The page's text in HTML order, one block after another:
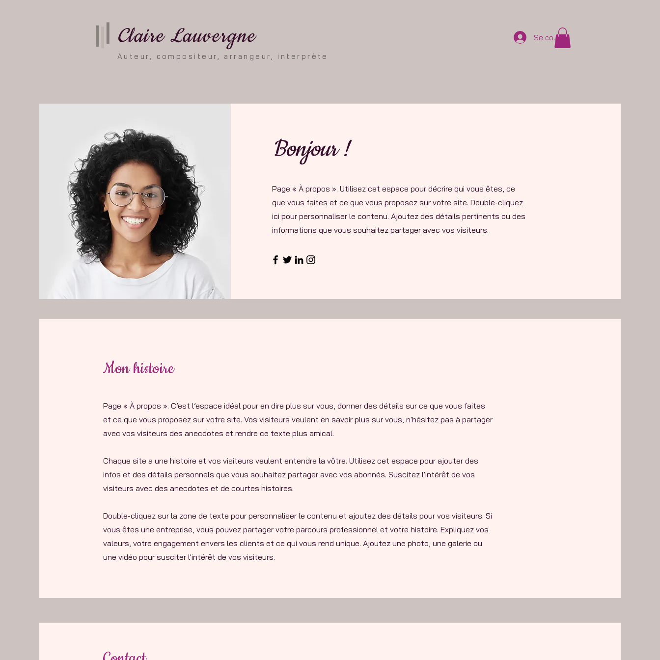
Claire Lauvergne
Auteur, compositeur, arrangeur, interprète
Se connecter
Bonjour !
Page « À propos ». Utilisez cet espace pour décrire qui vous êtes, ce
que vous faites et ce que vous proposez sur votre site. Double-cliquez
ici pour personnaliser le contenu. Ajoutez des détails pertinents ou des
informations que vous souhaitez partager avec vos visiteurs.
Mon histoire
Page « À propos ». C’est l’espace idéal pour en dire plus sur vous, donner des détails sur ce que vous faites
et ce que vous proposez sur votre site. Vos visiteurs veulent en savoir plus sur vous, n'hésitez pas à partager
avec vos visiteurs des anecdotes et rendre ce texte plus amical.
Chaque site a une histoire et vos visiteurs veulent entendre la vôtre. Utilisez cet espace pour ajouter des
infos et des détails personnels que vous souhaitez partager avec vos abonnés. Suscitez l'intérêt de vos
visiteurs avec des anecdotes et de courtes histoires. ​
Double-cliquez sur la zone de texte pour personnaliser le contenu et ajoutez des détails pour vos visiteurs. Si
vous êtes une entreprise, vous pouvez partager votre parcours professionnel et votre histoire. Expliquez vos
valeurs, votre engagement envers les clients et ce qui vous rend unique. Ajoutez une photo, une galerie ou
une vidéo pour susciter l'intérêt de vos visiteurs.